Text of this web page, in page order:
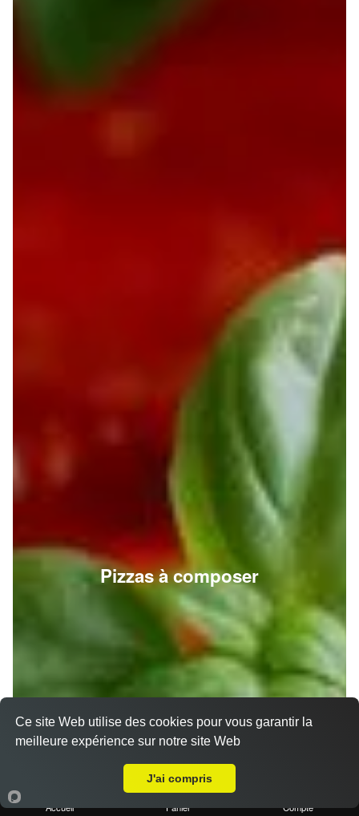
Pizzas à composer
Accueil Panier Compte
Ce site Web utilise des cookies pour vous garantir la
meilleure expérience sur notre site Web
J'ai compris